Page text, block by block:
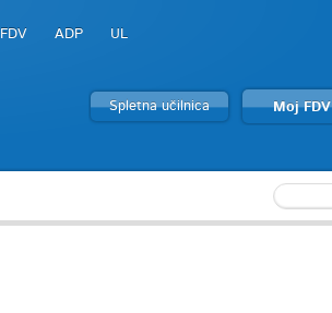
ADP UL
Spletna učilnica Moj FDV